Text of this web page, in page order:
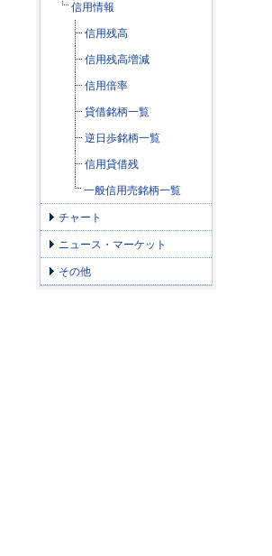
信用情報
信用残高
信用残高増減
信用倍率
貸借銘柄一覧
逆日歩銘柄一覧
信用貸借残
一般信用売銘柄一覧
チャート
ニュース・マーケット
その他